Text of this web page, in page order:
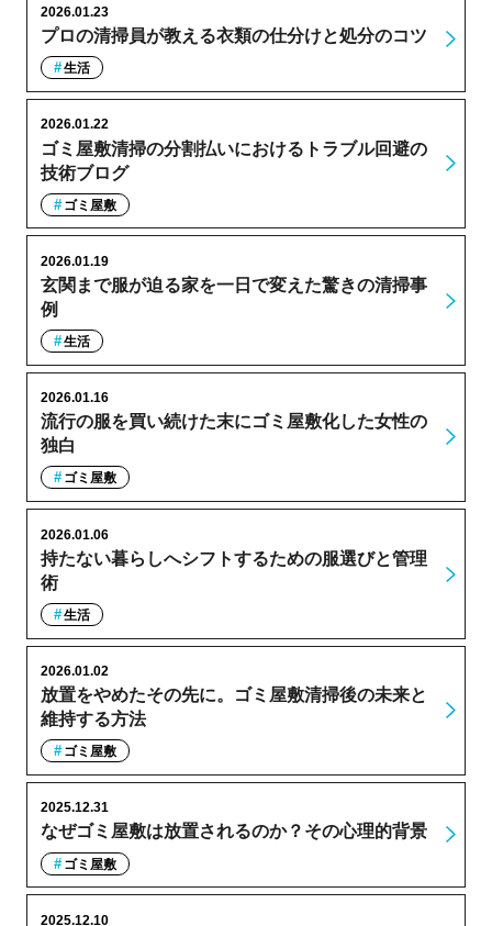
プロの清掃員が教える衣類の仕分けと処分のコツ
2026.01.23
生活
ゴミ屋敷清掃の分割払いにおけるトラブル回避の
技術ブログ
2026.01.22
ゴミ屋敷
玄関まで服が迫る家を一日で変えた驚きの清掃事
例
2026.01.19
生活
流行の服を買い続けた末にゴミ屋敷化した女性の
独白
2026.01.16
ゴミ屋敷
持たない暮らしへシフトするための服選びと管理
術
2026.01.06
生活
放置をやめたその先に。ゴミ屋敷清掃後の未来と
維持する方法
2026.01.02
ゴミ屋敷
なぜゴミ屋敷は放置されるのか？その心理的背景
2025.12.31
ゴミ屋敷
2025.12.10